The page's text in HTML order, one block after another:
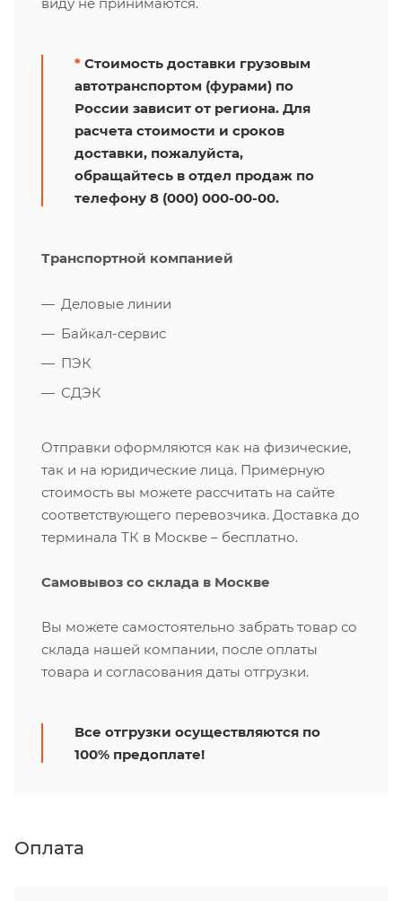
виду не принимаются.
* Стоимость доставки грузовым
автотранспортом (фурами) по
России зависит от региона. Для
расчета стоимости и сроков
доставки, пожалуйста,
обращайтесь в отдел продаж по
телефону 8 (000) 000-00-00.
Транспортной компанией
Деловые линии
Байкал-сервис
ПЭК
СДЭК
Отправки оформляются как на физические,
так и на юридические лица. Примерную
стоимость вы можете рассчитать на сайте
соответствующего перевозчика. Доставка до
терминала ТК в Москве – бесплатно.
Самовывоз со склада в Москве
Вы можете самостоятельно забрать товар со
склада нашей компании, после оплаты
товара и согласования даты отгрузки.
Все отгрузки осуществляются по
100% предоплате!
Оплата